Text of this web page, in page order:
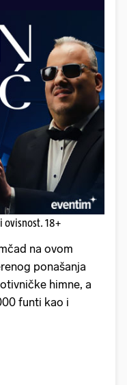
ovisnost. 18+
na ovom
ponašanja
himne, a
funti kao i